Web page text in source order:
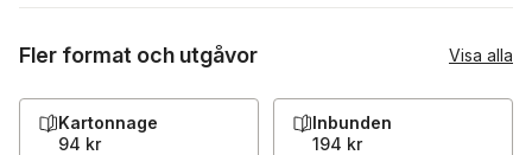
Fler format och utgåvor Visa alla
Kartonnage
94 kr
Inbunden
194 kr